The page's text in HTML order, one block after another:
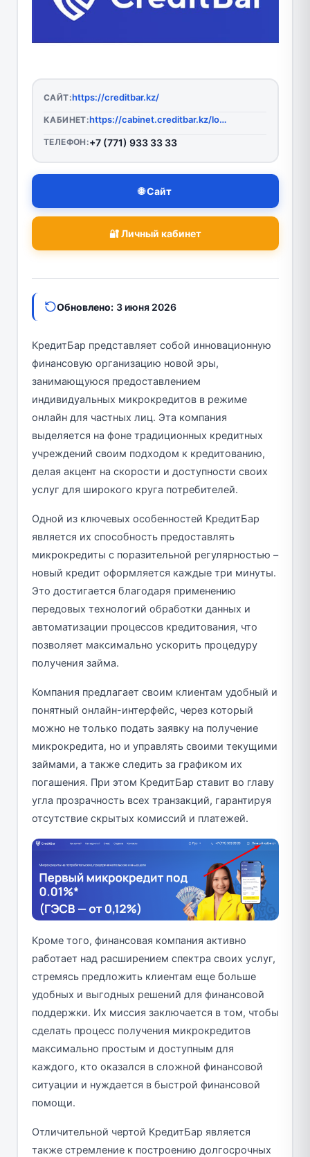
САЙТ:https://creditbar.kz/
КАБИНЕТ: https://cabinet.creditbar.kz/login?transaction_id=e2c07258bfabdc48f0b846fc0708e8e1&utm_campaign=home&utm_medium=cpa&utm_source=leads_su&utm_term=55717&wmid=55717
ТЕЛЕФОН:+7 (771) 933 33 33
🌐 Сайт
🔐 Личный кабинет
Обновлено: 3 июня 2026
КредитБар представляет собой инновационную
финансовую организацию новой эры,
занимающуюся предоставлением
индивидуальных микрокредитов в режиме
онлайн для частных лиц. Эта компания
выделяется на фоне традиционных кредитных
учреждений своим подходом к кредитованию,
делая акцент на скорости и доступности своих
услуг для широкого круга потребителей.
Одной из ключевых особенностей КредитБар
является их способность предоставлять
микрокредиты с поразительной регулярностью –
новый кредит оформляется каждые три минуты.
Это достигается благодаря применению
передовых технологий обработки данных и
автоматизации процессов кредитования, что
позволяет максимально ускорить процедуру
получения займа.
Компания предлагает своим клиентам удобный и
понятный онлайн-интерфейс, через который
можно не только подать заявку на получение
микрокредита, но и управлять своими текущими
займами, а также следить за графиком их
погашения. При этом КредитБар ставит во главу
угла прозрачность всех транзакций, гарантируя
отсутствие скрытых комиссий и платежей.
Кроме того, финансовая компания активно
работает над расширением спектра своих услуг,
стремясь предложить клиентам еще больше
удобных и выгодных решений для финансовой
поддержки. Их миссия заключается в том, чтобы
сделать процесс получения микрокредитов
максимально простым и доступным для
каждого, кто оказался в сложной финансовой
ситуации и нуждается в быстрой финансовой
помощи.
Отличительной чертой КредитБар является
также стремление к построению долгосрочных